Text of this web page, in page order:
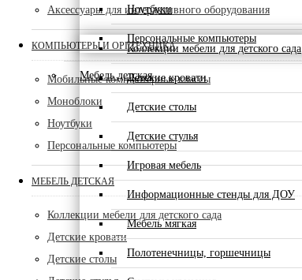
Ноутбуки
Персональные компьютеры
Мебель детская
Коллекции мебели для детского сада
Детские кровати
Детские столы
Детские стулья
Игровая мебель
Информационные стенды для ДОУ
Мебель мягкая
Полотенечницы, горшечницы
Аксессуары для интерактивного оборудования
КОМПЬЮТЕРЫ И ОРГТЕХНИКА
Мобильные компьютерные классы
Моноблоки
Ноутбуки
Персональные компьютеры
МЕБЕЛЬ ДЕТСКАЯ
Коллекции мебели для детского сада
Детские кровати
Детские столы